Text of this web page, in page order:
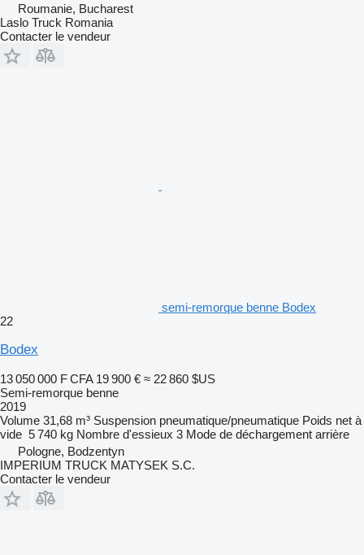
Roumanie, Bucharest
Laslo Truck Romania
Contacter le vendeur
semi-remorque benne Bodex
22
Bodex
13 050 000 F CFA 19 900 € ≈ 22 860 $US
Semi-remorque benne
2019
Volume 31,68 m³ Suspension pneumatique/pneumatique Poids net à
vide 5 740 kg Nombre d'essieux 3 Mode de déchargement arrière
Pologne, Bodzentyn
IMPERIUM TRUCK MATYSEK S.C.
Contacter le vendeur